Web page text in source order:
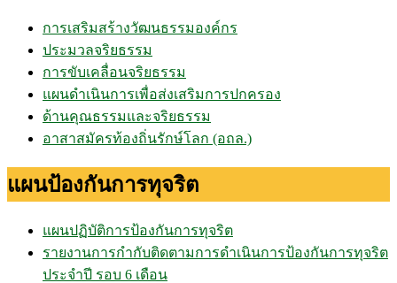
การเสริมสร้างวัฒนธรรมองค์กร
ประมวลจริยธรรม
การขับเคลื่อนจริยธรรม
แผนดำเนินการเพื่อส่งเสริมการปกครอง
ด้านคุณธรรมและจริยธรรม
อาสาสมัครท้องถิ่นรักษ์โลก (อถล.)
แผนป้องกันการทุจริต
แผนปฏิบัติการป้องกันการทุจริต
รายงานการกำกับติดตามการดำเนินการป้องกันการทุจริต
ประจำปี รอบ 6 เดือน